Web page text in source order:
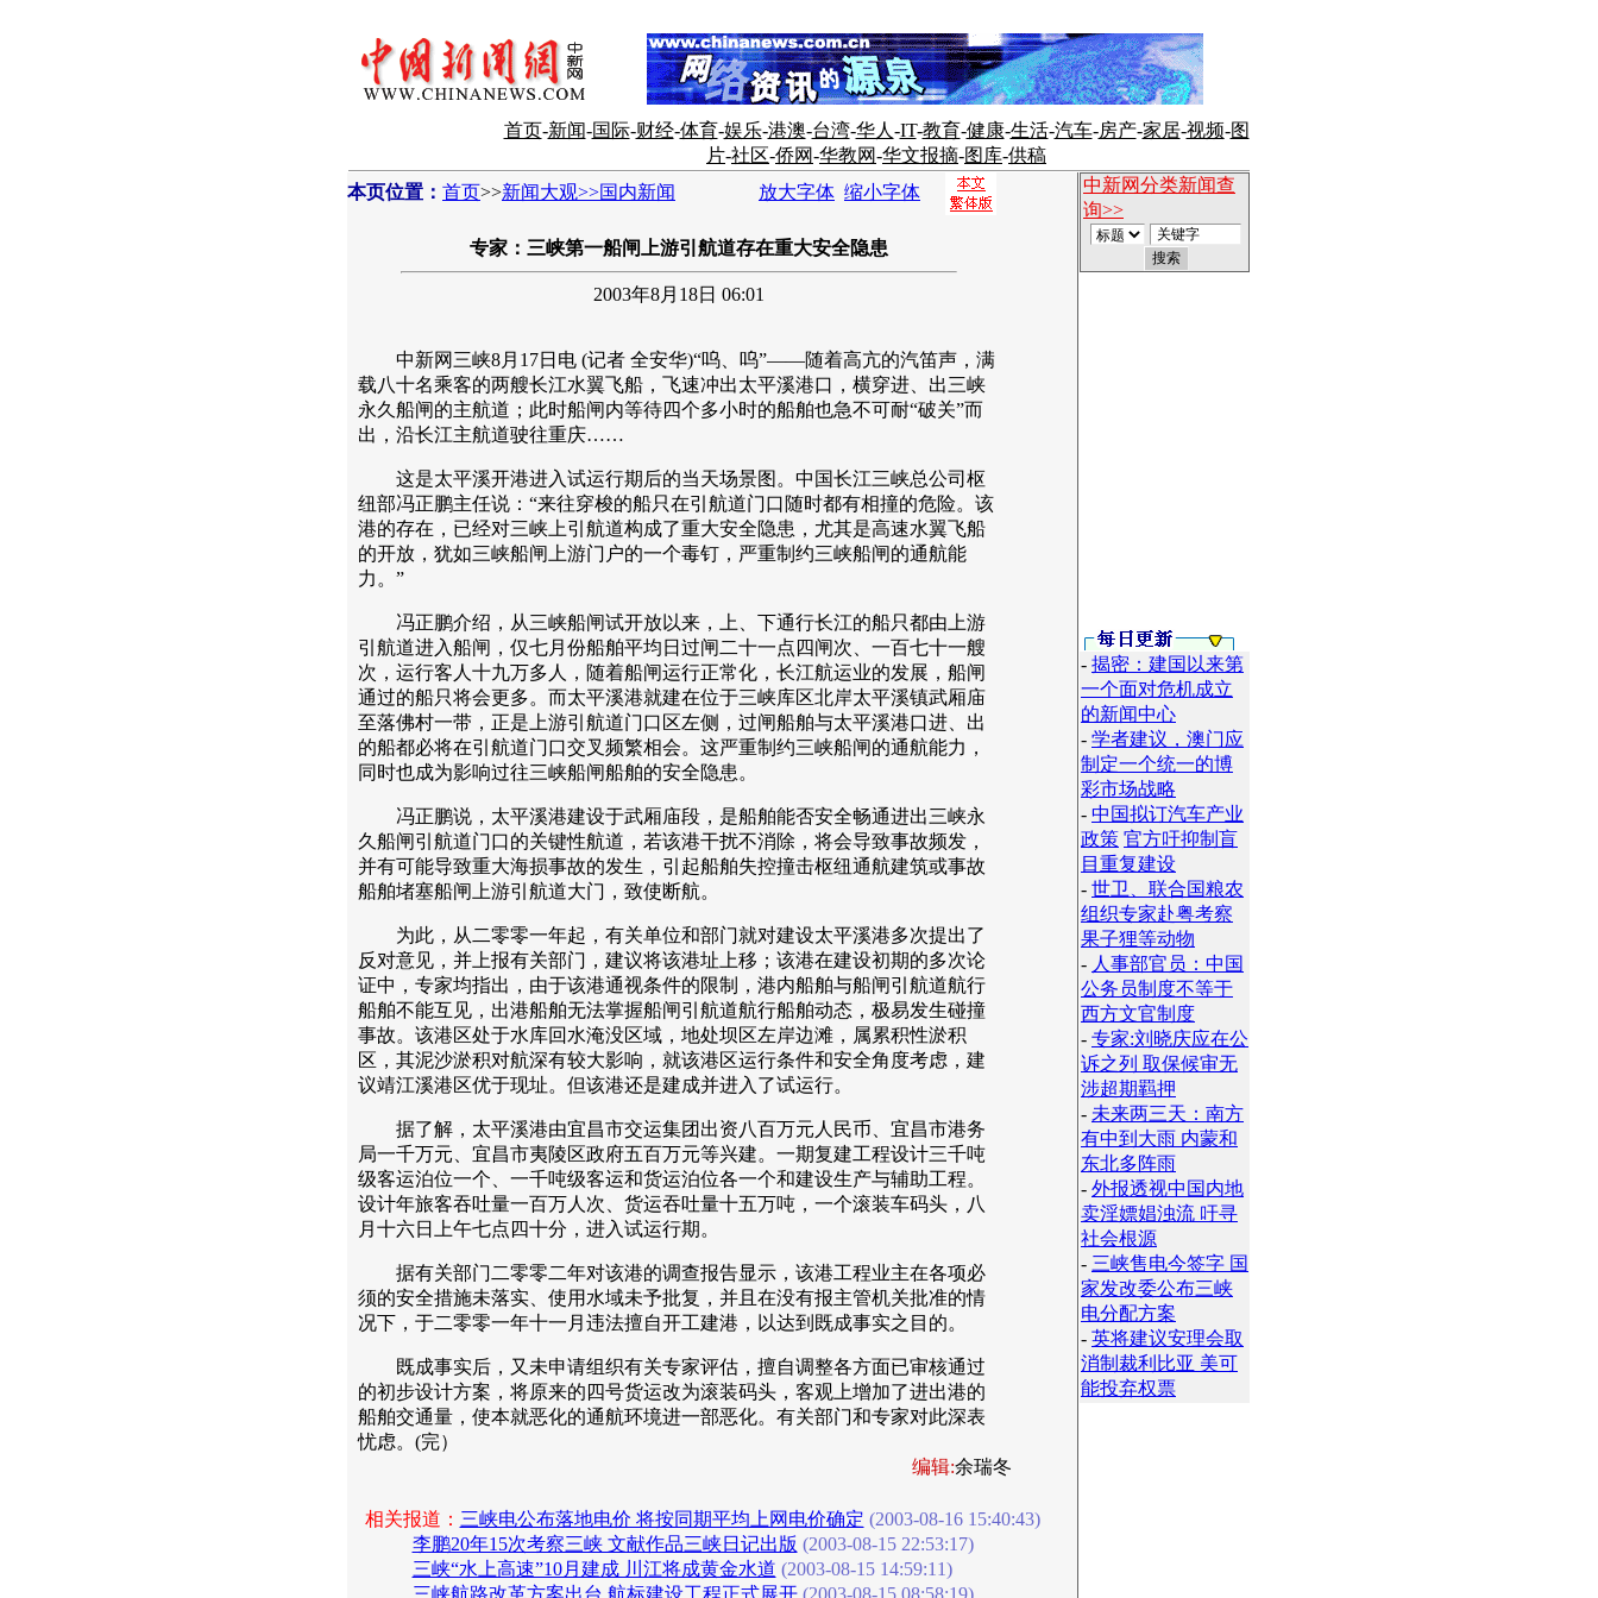
首页-新闻-国际-财经-体育-娱乐-港澳-台湾-华人 -IT-教育-健康-生活-汽车-房产-家居-视频-图
片-社区-侨网-华教网-华文报摘-图库-供稿
本页位置： 首页>>新闻大观>>国内新闻 放大字体 缩小字体
专家：三峡第一船闸上游引航道存在重大安全隐患
2003年8月18日 06:01
中新网三峡8月17日电 (记者 全安华)“呜、呜”——随着高亢的汽笛声，满
载八十名乘客的两艘长江水翼飞船，飞速冲出太平溪港口，横穿进、出三峡
永久船闸的主航道；此时船闸内等待四个多小时的船舶也急不可耐“破关”而
出，沿长江主航道驶往重庆……
这是太平溪开港进入试运行期后的当天场景图。中国长江三峡总公司枢
纽部冯正鹏主任说：“来往穿梭的船只在引航道门口随时都有相撞的危险。该
港的存在，已经对三峡上引航道构成了重大安全隐患，尤其是高速水翼飞船
的开放，犹如三峡船闸上游门户的一个毒钉，严重制约三峡船闸的通航能
力。”
冯正鹏介绍，从三峡船闸试开放以来，上、下通行长江的船只都由上游
引航道进入船闸，仅七月份船舶平均日过闸二十一点四闸次、一百七十一艘
次，运行客人十九万多人，随着船闸运行正常化，长江航运业的发展，船闸
通过的船只将会更多。而太平溪港就建在位于三峡库区北岸太平溪镇武厢庙
至落佛村一带，正是上游引航道门口区左侧，过闸船舶与太平溪港口进、出
的船都必将在引航道门口交叉频繁相会。这严重制约三峡船闸的通航能力，
同时也成为影响过往三峡船闸船舶的安全隐患。
冯正鹏说，太平溪港建设于武厢庙段，是船舶能否安全畅通进出三峡永
久船闸引航道门口的关键性航道，若该港干扰不消除，将会导致事故频发，
并有可能导致重大海损事故的发生，引起船舶失控撞击枢纽通航建筑或事故
船舶堵塞船闸上游引航道大门，致使断航。
为此，从二零零一年起，有关单位和部门就对建设太平溪港多次提出了
反对意见，并上报有关部门，建议将该港址上移；该港在建设初期的多次论
证中，专家均指出，由于该港通视条件的限制，港内船舶与船闸引航道航行
船舶不能互见，出港船舶无法掌握船闸引航道航行船舶动态，极易发生碰撞
事故。该港区处于水库回水淹没区域，地处坝区左岸边滩，属累积性淤积
区，其泥沙淤积对航深有较大影响，就该港区运行条件和安全角度考虑，建
议靖江溪港区优于现址。但该港还是建成并进入了试运行。
据了解，太平溪港由宜昌市交运集团出资八百万元人民币、宜昌市港务
局一千万元、宜昌市夷陵区政府五百万元等兴建。一期复建工程设计三千吨
级客运泊位一个、一千吨级客运和货运泊位各一个和建设生产与辅助工程。
设计年旅客吞吐量一百万人次、货运吞吐量十五万吨，一个滚装车码头，八
月十六日上午七点四十分，进入试运行期。
据有关部门二零零二年对该港的调查报告显示，该港工程业主在各项必
须的安全措施未落实、使用水域未予批复，并且在没有报主管机关批准的情
况下，于二零零一年十一月违法擅自开工建港，以达到既成事实之目的。
既成事实后，又未申请组织有关专家评估，擅自调整各方面已审核通过
的初步设计方案，将原来的四号货运改为滚装码头，客观上增加了进出港的
船舶交通量，使本就恶化的通航环境进一部恶化。有关部门和专家对此深表
忧虑。(完）
编辑:余瑞冬
相关报道： 三峡电公布落地电价 将按同期平均上网电价确定 (2003-08-16 15:40:43)
李鹏20年15次考察三峡 文献作品三峡日记出版 (2003-08-15 22:53:17)
三峡“水上高速”10月建成 川江将成黄金水道 (2003-08-15 14:59:11)
三峡航路改革方案出台 航标建设工程正式展开(2003-08-15 08:58:19)
中新网分类新闻查
询>>
- 揭密：建国以来第
一个面对危机成立
的新闻中心
- 学者建议，澳门应
制定一个统一的博
彩市场战略
- 中国拟订汽车产业
政策 官方吁抑制盲
目重复建设
- 世卫、联合国粮农
组织专家赴粤考察
果子狸等动物
- 人事部官员：中国
公务员制度不等于
西方文官制度
- 专家:刘晓庆应在公
诉之列 取保候审无
涉超期羁押
- 未来两三天：南方
有中到大雨 内蒙和
东北多阵雨
- 外报透视中国内地
卖淫嫖娼浊流 吁寻
社会根源
- 三峡售电今签字 国
家发改委公布三峡
电分配方案
- 英将建议安理会取
消制裁利比亚 美可
能投弃权票